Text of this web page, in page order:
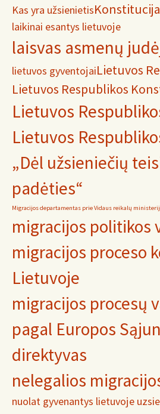
Kas yra užsienietisKonstitucija
laikinai esantys lietuvoje
laisvas asmenų
lietuvos gyventojaiLietuvos
Lietuvos Respublikos
Lietuvos
Lietuvos
„Dėl užsieniečių
padėties“
Migracijos departamentas prie Vidaus reikalų
migracijos politikos
migracijos proceso
Lietuvoje
migracijos procesų
pagal Europos
direktyvas
nelegalios
nuolat gyvenantys lietuvoje